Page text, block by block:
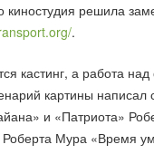
киностудия решила
.
кастинг, а работа
картины написал
и «Патриота»
Роберта Мура «Время